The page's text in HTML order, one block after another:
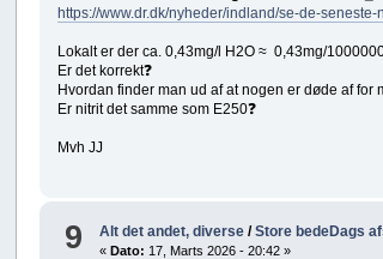
https://www.dr.dk/nyheder/indland/se-de-
Lokalt er der ca. 0,43mg/l H2O ≈ 0,43mg/
Er det korrekt❓
Hvordan finder man ud af at nogen er døde af for
Er nitrit det samme som E250❓
Mvh JJ
9 Alt det andet, diverse/Store bedeDags
« Dato: 17, Marts 2026 - 20:42 »